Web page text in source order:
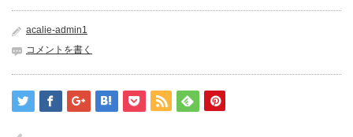
acalie-admin1
コメントを書く